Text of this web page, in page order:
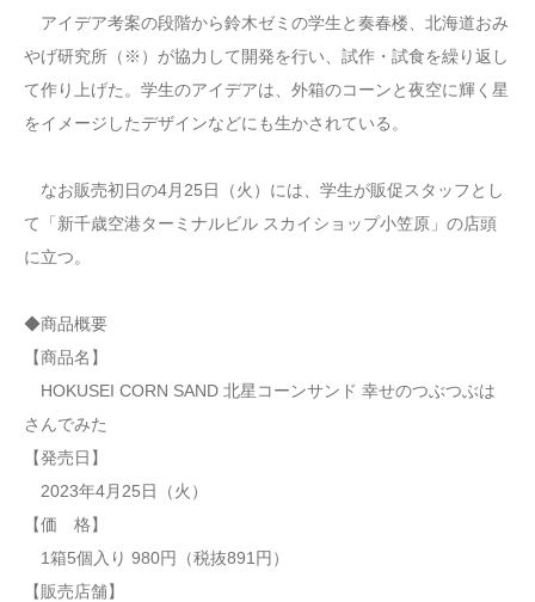
アイデア考案の段階から鈴木ゼミの学生と奏春楼、北海道おみ
やげ研究所（※）が協力して開発を行い、試作・試食を繰り返し
て作り上げた。学生のアイデアは、外箱のコーンと夜空に輝く星
をイメージしたデザインなどにも生かされている。
なお販売初日の4月25日（火）には、学生が販促スタッフとし
て「新千歳空港ターミナルビル スカイショップ小笠原」の店頭
に立つ。
◆商品概要
【商品名】
HOKUSEI CORN SAND 北星コーンサンド 幸せのつぶつぶは
さんでみた
【発売日】
2023年4月25日（火）
【価 格】
1箱5個入り 980円（税抜891円）
【販売店舗】